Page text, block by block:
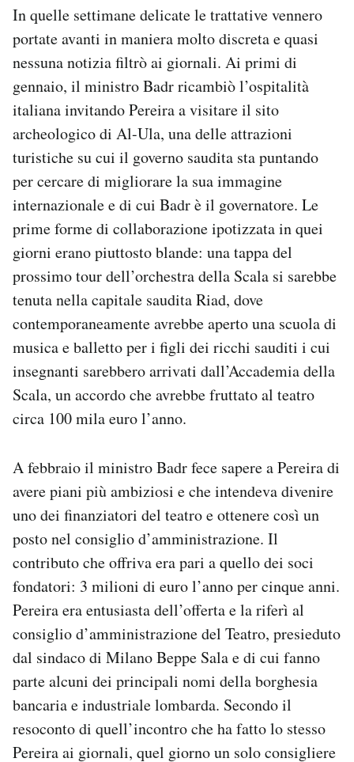
In quelle settimane delicate le trattative vennero
portate avanti in maniera molto discreta e quasi
nessuna notizia filtrò ai giornali. Ai primi di
gennaio, il ministro Badr ricambiò l’ospitalità
italiana invitando Pereira a visitare il sito
archeologico di Al-Ula, una delle attrazioni
turistiche su cui il governo saudita sta puntando
per cercare di migliorare la sua immagine
internazionale e di cui Badr è il governatore. Le
prime forme di collaborazione ipotizzata in quei
giorni erano piuttosto blande: una tappa del
prossimo tour dell’orchestra della Scala si sarebbe
tenuta nella capitale saudita Riad, dove
contemporaneamente avrebbe aperto una scuola di
musica e balletto per i figli dei ricchi sauditi i cui
insegnanti sarebbero arrivati dall’Accademia della
Scala, un accordo che avrebbe fruttato al teatro
circa 100 mila euro l’anno.
A febbraio il ministro Badr fece sapere a Pereira di
avere piani più ambiziosi e che intendeva divenire
uno dei finanziatori del teatro e ottenere così un
posto nel consiglio d’amministrazione. Il
contributo che offriva era pari a quello dei soci
fondatori: 3 milioni di euro l’anno per cinque anni.
Pereira era entusiasta dell’offerta e la riferì al
consiglio d’amministrazione del Teatro, presieduto
dal sindaco di Milano Beppe Sala e di cui fanno
parte alcuni dei principali nomi della borghesia
bancaria e industriale lombarda. Secondo il
resoconto di quell’incontro che ha fatto lo stesso
Pereira ai giornali, quel giorno un solo consigliere